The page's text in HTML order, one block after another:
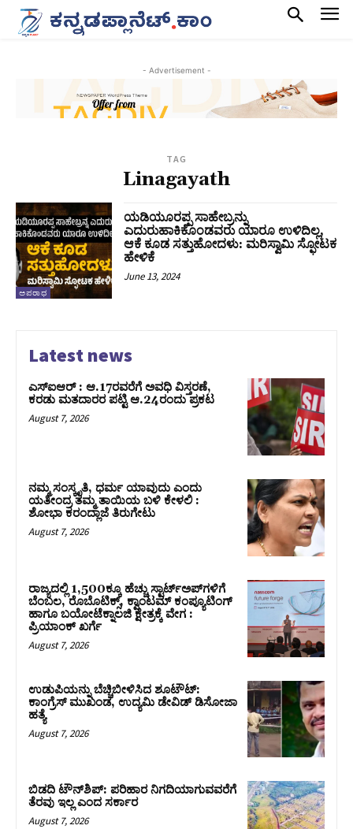
- Advertisement -
TAG
Linagayath
ಅಪರಾಧ
ಯಡಿಯೂರಪ್ಪ ಸಾಹೇಬ್ರನ್ನು
ಎದುರುಹಾಕಿಕೊಂಡವರು ಯಾರೂ ಉಳಿದಿಲ್ಲ,
ಆಕೆ ಕೂಡ ಸತ್ತುಹೋದಳು: ಮರಿಸ್ವಾಮಿ ಸ್ಫೋಟಕ
ಹೇಳಿಕೆ
June 13, 2024
Latest news
ಎಸ್‌ಐಆರ್‌ : ಆ.17ರವರೆಗೆ ಅವಧಿ ವಿಸ್ತರಣೆ,
ಕರಡು ಮತದಾರರ ಪಟ್ಟಿ ಆ.24ರಂದು ಪ್ರಕಟ
August 7, 2026
ನಮ್ಮ ಸಂಸ್ಕೃತಿ, ಧರ್ಮ ಯಾವುದು ಎಂದು
ಯತೀಂದ್ರ ತಮ್ಮ ತಾಯಿಯ ಬಳಿ ಕೇಳಲಿ :
ಶೋಭಾ ಕರಂದ್ಲಾಜೆ ತಿರುಗೇಟು
August 7, 2026
ರಾಜ್ಯದಲ್ಲಿ 1,500ಕ್ಕೂ ಹೆಚ್ಚು ಸ್ಟಾರ್ಟ್‌ಅಪ್‌ಗಳಿಗೆ
ಬೆಂಬಲ, ರೊಬೊಟಿಕ್ಸ್, ಕ್ವಾಂಟಮ್ ಕಂಪ್ಯೂಟಿಂಗ್
ಹಾಗೂ ಬಯೋಟೆಕ್ನಾಲಜಿ ಕ್ಷೇತ್ರಕ್ಕೆ ವೇಗ :
ಪ್ರಿಯಾಂಕ್‌ ಖರ್ಗೆ
August 7, 2026
ಉಡುಪಿಯನ್ನು ಬೆಚ್ಚಿಬೀಳಿಸಿದ ಶೂಟೌಟ್‌:
ಕಾಂಗ್ರೆಸ್‌ ಮುಖಂಡ, ಉದ್ಯಮಿ ಡೇವಿಡ್ ಡಿಸೋಜಾ
ಹತ್ಯೆ
August 7, 2026
ಬಿಡದಿ ಟೌನ್‌ಶಿಪ್‌: ಪರಿಹಾರ ನಿಗದಿಯಾಗುವವರೆಗೆ
ತೆರವು ಇಲ್ಲ ಎಂದ ಸರ್ಕಾರ
August 7, 2026